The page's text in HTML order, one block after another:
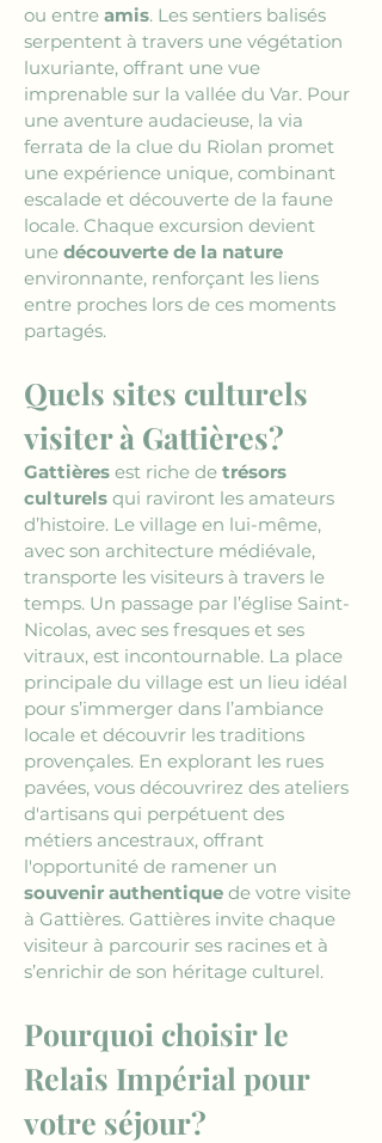
ou entre amis. Les sentiers balisés
serpentent à travers une végétation
luxuriante, offrant une vue
imprenable sur la vallée du Var. Pour
une aventure audacieuse, la via
ferrata de la clue du Riolan promet
une expérience unique, combinant
escalade et découverte de la faune
locale. Chaque excursion devient
une découverte de la nature
environnante, renforçant les liens
entre proches lors de ces moments
partagés.
Quels sites culturels
visiter à Gattières?
Gattières est riche de trésors
culturels qui raviront les amateurs
d’histoire. Le village en lui-même,
avec son architecture médiévale,
transporte les visiteurs à travers le
temps. Un passage par l’église Saint-
Nicolas, avec ses fresques et ses
vitraux, est incontournable. La place
principale du village est un lieu idéal
pour s’immerger dans l’ambiance
locale et découvrir les traditions
provençales. En explorant les rues
pavées, vous découvrirez des ateliers
d'artisans qui perpétuent des
métiers ancestraux, offrant
l'opportunité de ramener un
souvenir authentique de votre visite
à Gattières. Gattières invite chaque
visiteur à parcourir ses racines et à
s’enrichir de son héritage culturel.
Pourquoi choisir le
Relais Impérial pour
votre séjour?